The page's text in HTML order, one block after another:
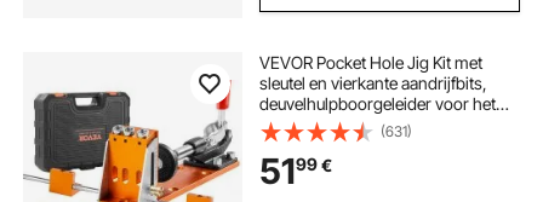
VEVOR Pocket Hole Jig Kit met
sleutel en vierkante aandrijfbits,
deuvelhulpboorgeleider voor het
boren van pocketgaten en schuine
gaten, boorhulp voor
houtbewerking
(631)
5199€